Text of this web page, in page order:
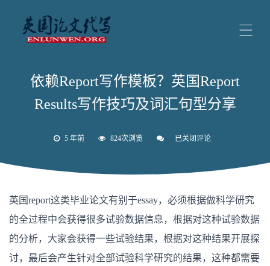
依赖Report写作模板？英国Report
Results写作技巧及词汇句型分享
5 年前 824次浏览
依
板？
国
Results
写
作
已关闭评论
英国report这类毕业论文有别于essay，必须根据做科学研究
的全过程中会获得很多试验数据信息，根据对这种试验数据
的分析，大家会获得一些试验结果，根据对这种结果开展探
讨，最后会产生针对全部试验科学研究的结果，这种都需要